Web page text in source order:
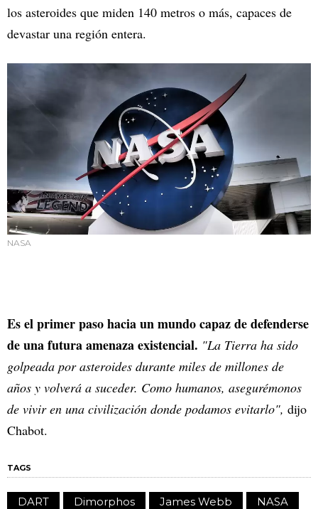
los asteroides que miden 140 metros o más, capaces de
devastar una región entera.
NASA
Es el primer paso hacia un mundo capaz de defenderse
de una futura amenaza existencial. "La Tierra ha sido
golpeada por asteroides durante miles de millones de
años y volverá a suceder. Como humanos, asegurémonos
de vivir en una civilización donde podamos evitarlo", dijo
Chabot.
TAGS
DART Dimorphos James Webb NASA